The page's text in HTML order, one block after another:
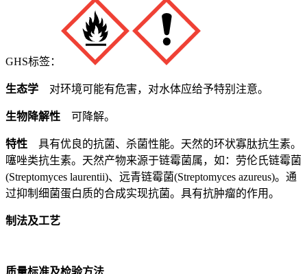
GHS标签：
生态学 对环境可能有危害，对水体应给予特别注意。
生物降解性 可降解。
特性 具有优良的抗菌、杀菌性能。天然的环状寡肽抗生素。
噻唑类抗生素。天然产物来源于链霉菌属，如：劳伦氏链霉菌
(Streptomyces laurentii)、远青链霉菌(Streptomyces azureus)。通
过抑制细菌蛋白质的合成实现抗菌。具有抗肿瘤的作用。
制法及工艺
质量标准及检验方法